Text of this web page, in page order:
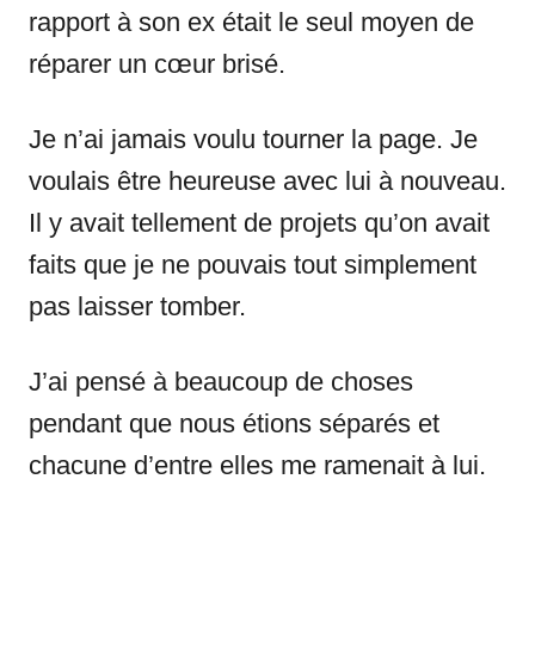
rapport à son ex était le seul moyen de
réparer un cœur brisé.
Je n’ai jamais voulu tourner la page. Je
voulais être heureuse avec lui à nouveau.
Il y avait tellement de projets qu’on avait
faits que je ne pouvais tout simplement
pas laisser tomber.
J’ai pensé à beaucoup de choses
pendant que nous étions séparés et
chacune d’entre elles me ramenait à lui.